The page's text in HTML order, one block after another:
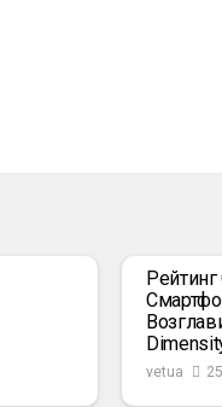
vetua